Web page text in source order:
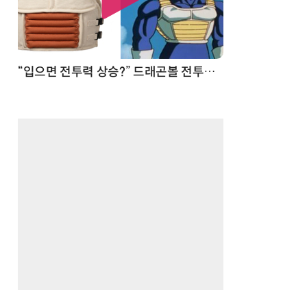
“입으면 전투력 상승?” 드래곤볼 전투복 닮은 중량조끼